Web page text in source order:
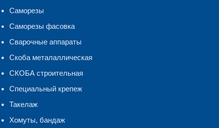
Саморезы
Саморезы фасовка
Сварочные аппараты
Скоба металаллическая
СКОБА строительная
Специальный крепеж
Такелаж
Хомуты, бандаж